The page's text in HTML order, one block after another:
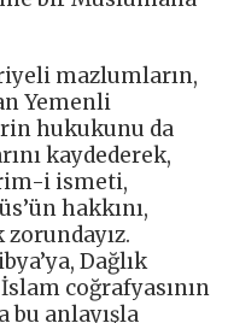
mazlumların,
Yemenli
hukukunu da
kaydederek,
i ismeti,
hakkını,
zorundayız.
Dağlık
coğrafyasının
bu anlayışla